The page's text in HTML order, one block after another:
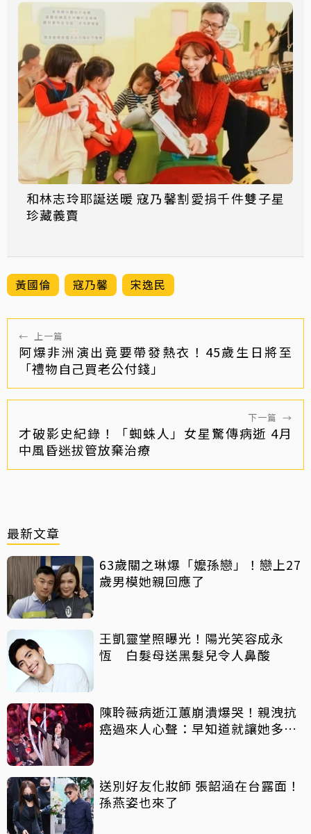
和林志玲耶誕送暖 寇乃馨割愛捐千件雙子星
珍藏義賣
黃國倫 寇乃馨 宋逸民
← 上一篇
阿爆非洲演出竟要帶發熱衣！45歲生日將至
「禮物自己買老公付錢」
下一篇 →
才破影史紀錄！「蜘蛛人」女星驚傳病逝 4月
中風昏迷拔管放棄治療
最新文章
63歲關之琳爆「嬤孫戀」！戀上27
歲男模她親回應了
王凱靈堂照曝光！陽光笑容成永
恆 白髮母送黑髮兒令人鼻酸
陳聆薇病逝江蕙崩潰爆哭！親洩抗
癌過來人心聲：早知道就讓她多化
送別好友化妝師 張韶涵在台露面！
孫燕姿也來了